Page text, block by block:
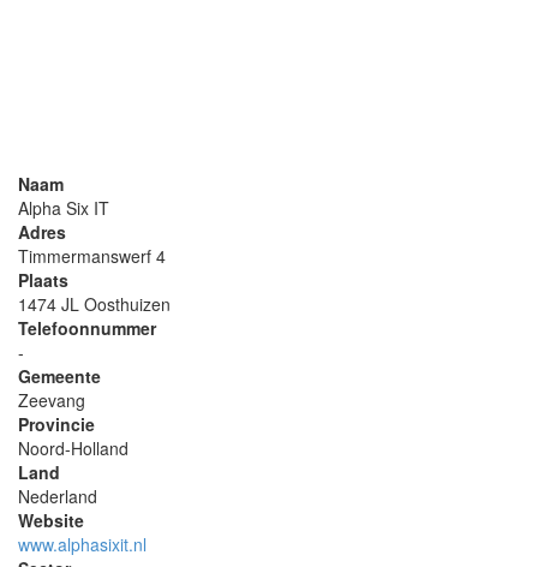
Naam
Alpha Six IT
Adres
Timmermanswerf 4
Plaats
1474 JL Oosthuizen
Telefoonnummer
-
Gemeente
Zeevang
Provincie
Noord-Holland
Land
Nederland
Website
www.alphasixit.nl